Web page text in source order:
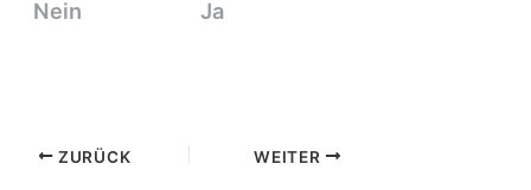
Nein
Ja
ZURÜCK WEITER